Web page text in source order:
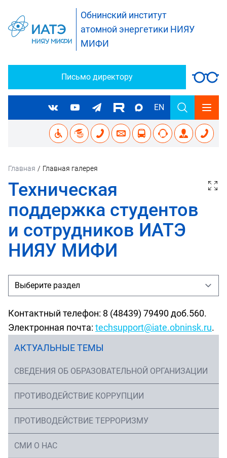
Обнинский институт
атомной энергетики НИЯУ
МИФИ
Письмо директору
EN
Главная / Главная галерея
Техническая
поддержка студентов
и сотрудников ИАТЭ
НИЯУ МИФИ
Контактный телефон: 8 (48439) 79490 доб.560.
Электронная почта: techsupport@iate.obninsk.ru.
АКТУАЛЬНЫЕ ТЕМЫ
СВЕДЕНИЯ ОБ ОБРАЗОВАТЕЛЬНОЙ ОРГАНИЗАЦИИ
ПРОТИВОДЕЙСТВИЕ КОРРУПЦИИ
ПРОТИВОДЕЙСТВИЕ ТЕРРОРИЗМУ
СМИ О НАС